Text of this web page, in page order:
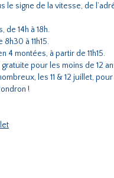
le signe de la vitesse, de
de 14h à 18h.
à 11h15.
4 montées, à partir de 11h15.
pour les moins de 12
les 11 & 12 juillet,
!